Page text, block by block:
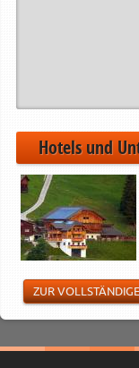
Hotels und
ZUR